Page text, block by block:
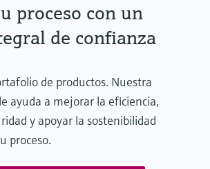
proceso con un
de confianza
de productos. Nuestra
ayuda a mejorar la eficiencia,
y apoyar la sostenibilidad
proceso.